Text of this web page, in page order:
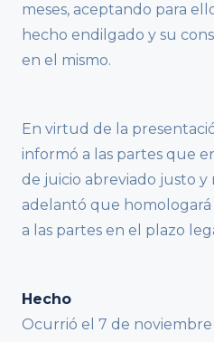
meses, aceptando para
hecho endilgado y su
en el mismo.
En virtud de la
informó a las partes que
de juicio abreviado justo
adelantó que
a las partes en el plazo
Hecho
Ocurrió el 7 de